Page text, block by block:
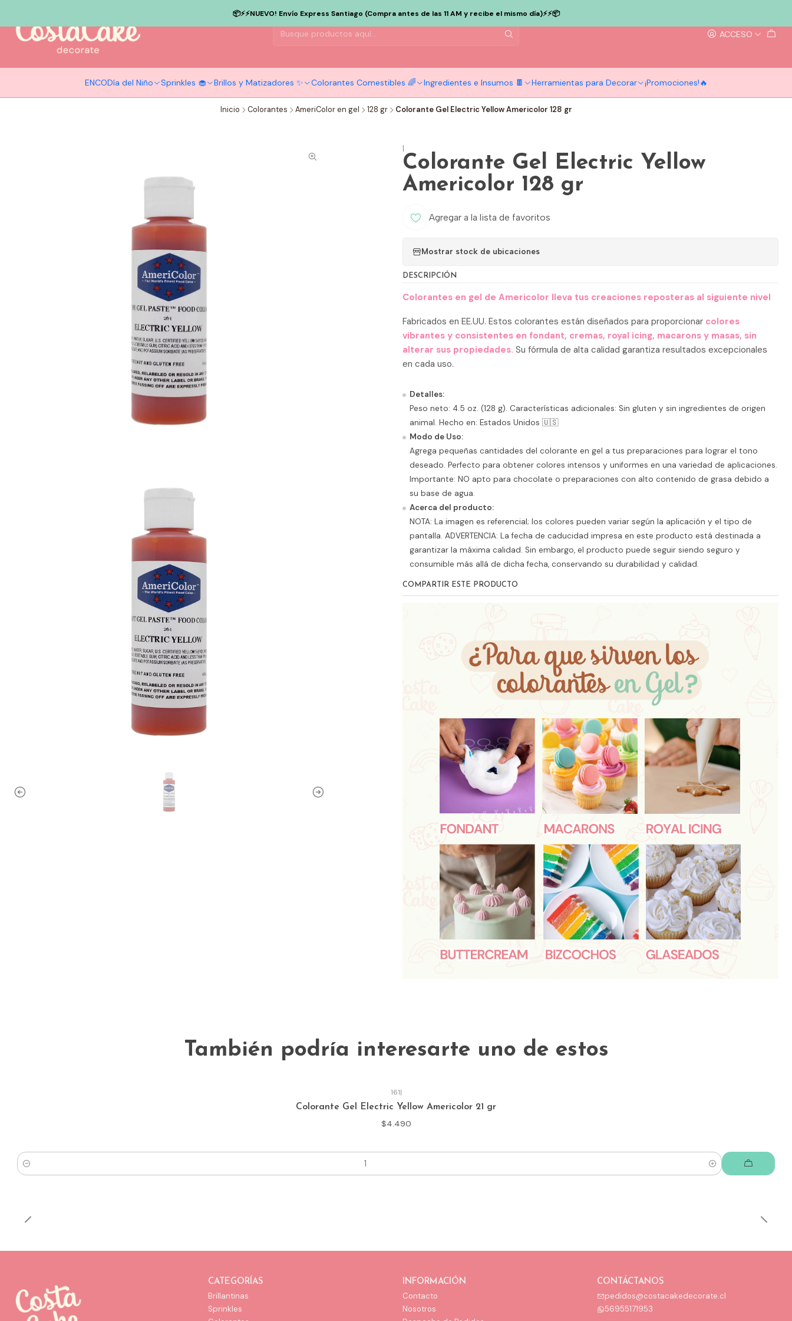
ACCESO
ENCODía del Niño Sprinkles 🧁 Brillos y Matizadores ✨ Colorantes Comestibles 🌈 Ingredientes e Insumos 🍫 Herramientas para Decorar ¡Promociones!🔥
📦⚡️⚡️NUEVO! Envío Express Santiago (Compra antes de las 11 AM y recibe el mismo día)⚡️⚡️📦
Inicio Colorantes AmeriColor en gel 128 gr Colorante Gel Electric Yellow Americolor 128 gr
|
Colorante Gel Electric Yellow
Americolor 128 gr
Agregar a la lista de favoritos
Mostrar stock de ubicaciones
DESCRIPCIÓN
Colorantes en gel de Americolor lleva tus creaciones reposteras al siguiente nivel
Fabricados en EE.UU. Estos colorantes están diseñados para proporcionar colores
vibrantes y consistentes en fondant, cremas, royal icing, macarons y masas, sin
alterar sus propiedades. Su fórmula de alta calidad garantiza resultados excepcionales
en cada uso.
Detalles:
Peso neto: 4.5 oz. (128 g). Características adicionales: Sin gluten y sin ingredientes de origen
animal. Hecho en: Estados Unidos 🇺🇸
Modo de Uso:
Agrega pequeñas cantidades del colorante en gel a tus preparaciones para lograr el tono
deseado. Perfecto para obtener colores intensos y uniformes en una variedad de aplicaciones.
Importante: NO apto para chocolate o preparaciones con alto contenido de grasa debido a
su base de agua.
Acerca del producto:
NOTA: La imagen es referencial; los colores pueden variar según la aplicación y el tipo de
pantalla. ADVERTENCIA: La fecha de caducidad impresa en este producto está destinada a
garantizar la máxima calidad. Sin embargo, el producto puede seguir siendo seguro y
consumible más allá de dicha fecha, conservando su durabilidad y calidad.
COMPARTIR ESTE PRODUCTO
También podría interesarte uno de estos
161|
Colorante Gel Electric Yellow Americolor 21 gr
$4.490
Cantidad
CATEGORÍAS
Brillantinas
Sprinkles
INFORMACIÓN
Contacto
Nosotros
CONTÁCTANOS
pedidos@costacakedecorate.cl
56955171953